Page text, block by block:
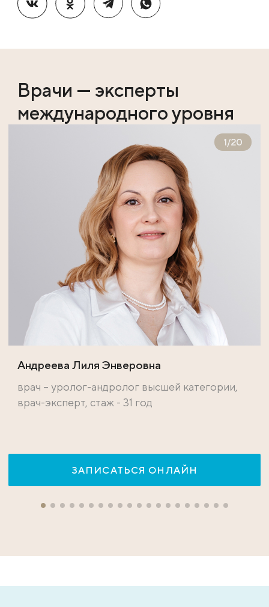
Врачи — эксперты
международного уровня
1/20
Андреева Лиля Энверовна
врач – уролог-андролог высшей категории,
врач-эксперт, стаж - 31 год
ЗАПИСАТЬСЯ ОНЛАЙН